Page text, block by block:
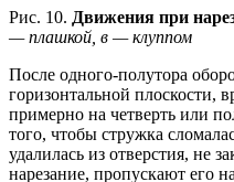
Рис. 10. Движения при
— плашкой, в — клуппом
После одного-полутора
горизонтальной плоскости,
примерно на четверть или
того, чтобы стружка
удалилась из отверстия, не
нарезание, пропускают его